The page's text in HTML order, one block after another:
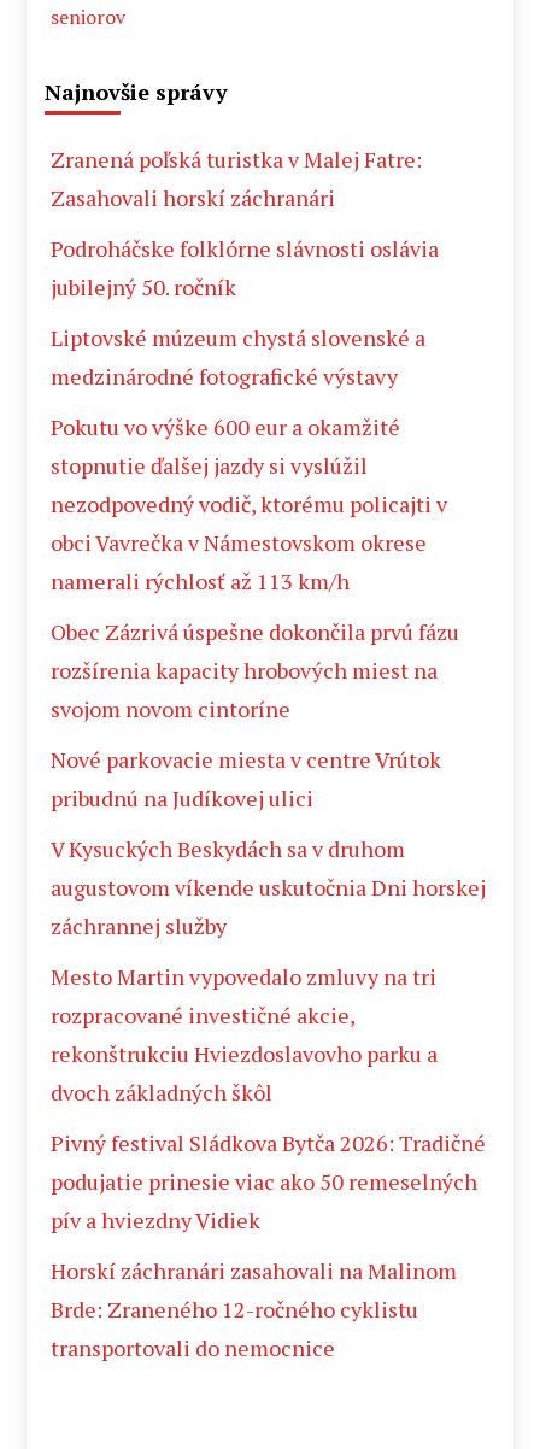
seniorov
Najnovšie správy
Zranená poľská turistka v Malej Fatre:
Zasahovali horskí záchranári
Podroháčske folklórne slávnosti oslávia
jubilejný 50. ročník
Liptovské múzeum chystá slovenské a
medzinárodné fotografické výstavy
Pokutu vo výške 600 eur a okamžité
stopnutie ďalšej jazdy si vyslúžil
nezodpovedný vodič, ktorému policajti v
obci Vavrečka v Námestovskom okrese
namerali rýchlosť až 113 km/h
Obec Zázrivá úspešne dokončila prvú fázu
rozšírenia kapacity hrobových miest na
svojom novom cintoríne
Nové parkovacie miesta v centre Vrútok
pribudnú na Judíkovej ulici
V Kysuckých Beskydách sa v druhom
augustovom víkende uskutočnia Dni horskej
záchrannej služby
Mesto Martin vypovedalo zmluvy na tri
rozpracované investičné akcie,
rekonštrukciu Hviezdoslavovho parku a
dvoch základných škôl
Pivný festival Sládkova Bytča 2026: Tradičné
podujatie prinesie viac ako 50 remeselných
pív a hviezdny Vidiek
Horskí záchranári zasahovali na Malinom
Brde: Zraneného 12-ročného cyklistu
transportovali do nemocnice